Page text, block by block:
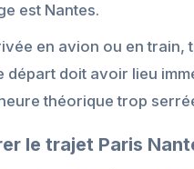
est Nantes.
en avion ou en
départ doit avoir lieu
théorique trop
le trajet Paris